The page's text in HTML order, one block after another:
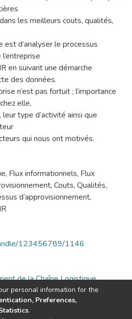
les meilleurs couts, qualités,
est d’analyser le processus
en suivant une démarche
des données.
n’est pas fortuit ; l’importance
elle,
type d’activité ainsi que
qui nous ont motivés.
, Flux informationnels, Flux
, Couts, Qualités,
d’approvisionnement,
123456789/1146
de la Chaîne Logistique
personal information for the
Preferences,
.